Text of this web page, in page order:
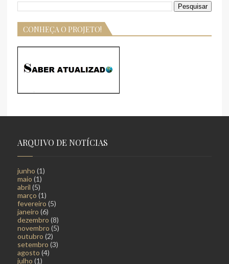
CONHEÇA O PROJETO!
ARQUIVO DE NOTÍCIAS
junho (1)
maio (1)
abril (5)
março (1)
fevereiro (5)
janeiro (6)
dezembro (8)
novembro (5)
outubro (2)
setembro (3)
agosto (4)
julho (1)